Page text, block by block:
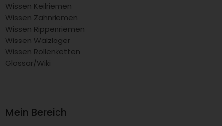
Wissen Keilriemen
Wissen Zahnriemen
Wissen Rippenriemen
Wissen Wälzlager
Wissen Rollenketten
Glossar/Wiki
Mein Bereich